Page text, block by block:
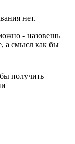
нет.
- назовешь
а смысл как бы
получить